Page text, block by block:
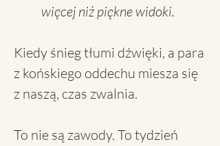
więcej niż piękne widoki.
Kiedy śnieg tłumi dźwięki, a para
z końskiego oddechu miesza się
z naszą, czas zwalnia.
To nie są zawody. To tydzień